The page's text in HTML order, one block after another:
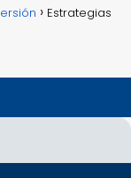
Estrategias